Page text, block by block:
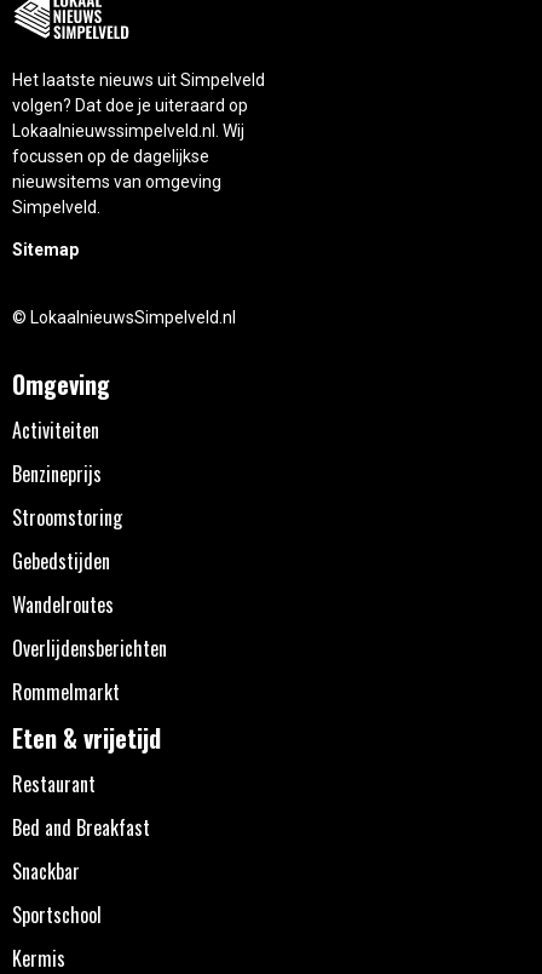
Het laatste nieuws uit Simpelveld
volgen? Dat doe je uiteraard op
Lokaalnieuwssimpelveld.nl. Wij
focussen op de dagelijkse
nieuwsitems van omgeving
Simpelveld.
Sitemap
© LokaalnieuwsSimpelveld.nl
Omgeving
Activiteiten
Benzineprijs
Stroomstoring
Gebedstijden
Wandelroutes
Overlijdensberichten
Rommelmarkt
Eten & vrijetijd
Restaurant
Bed and Breakfast
Snackbar
Sportschool
Kermis